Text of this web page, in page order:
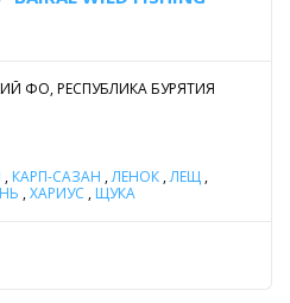
ФО, РЕСПУБЛИКА БУРЯТИЯ
, КАРП-САЗАН ,ЛЕНОК ,ЛЕЩ ,
,ХАРИУС , ЩУКА